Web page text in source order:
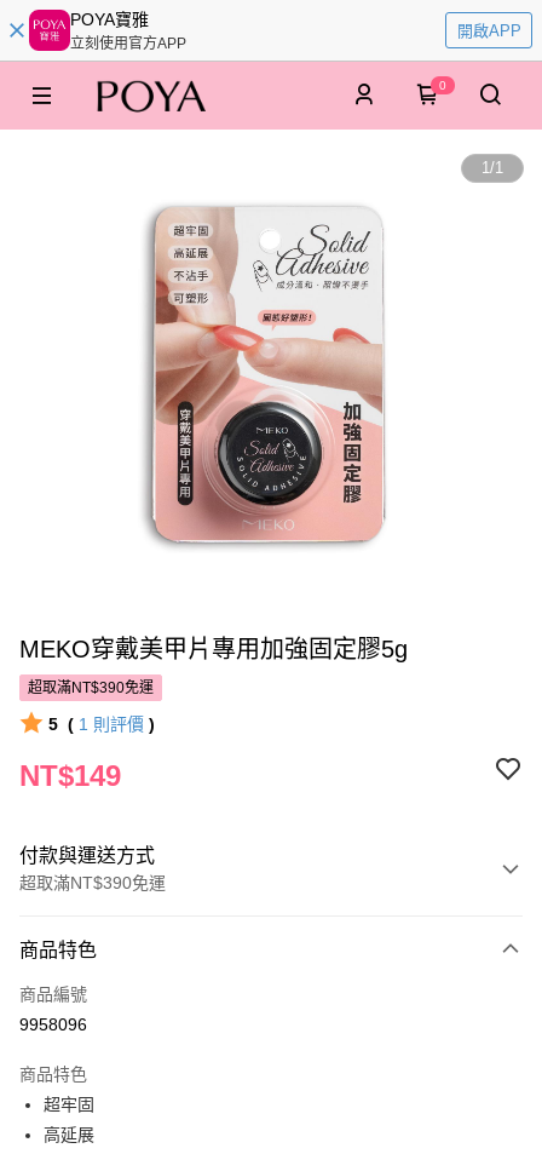
POYA寶雅
立刻使用官方APP
開啟APP
0
1/1
MEKO穿戴美甲片專用加強固定膠5g
超取滿NT$390免運
5 ( 1 則評價 )
NT$149
付款與運送方式
超取滿NT$390免運
POYA支付
信用卡一次付款
LINE Pay
Apple Pay
商品特色
商品編號
9958096
商品特色
超牢固
高延展